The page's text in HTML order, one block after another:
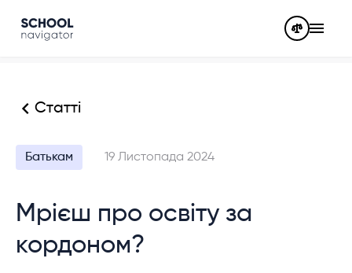
Статті
Батькам 19 Листопада 2024
Мрієш про освіту за
кордоном?